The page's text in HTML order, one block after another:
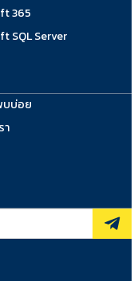
365
SQL Server
บบ่อย
า